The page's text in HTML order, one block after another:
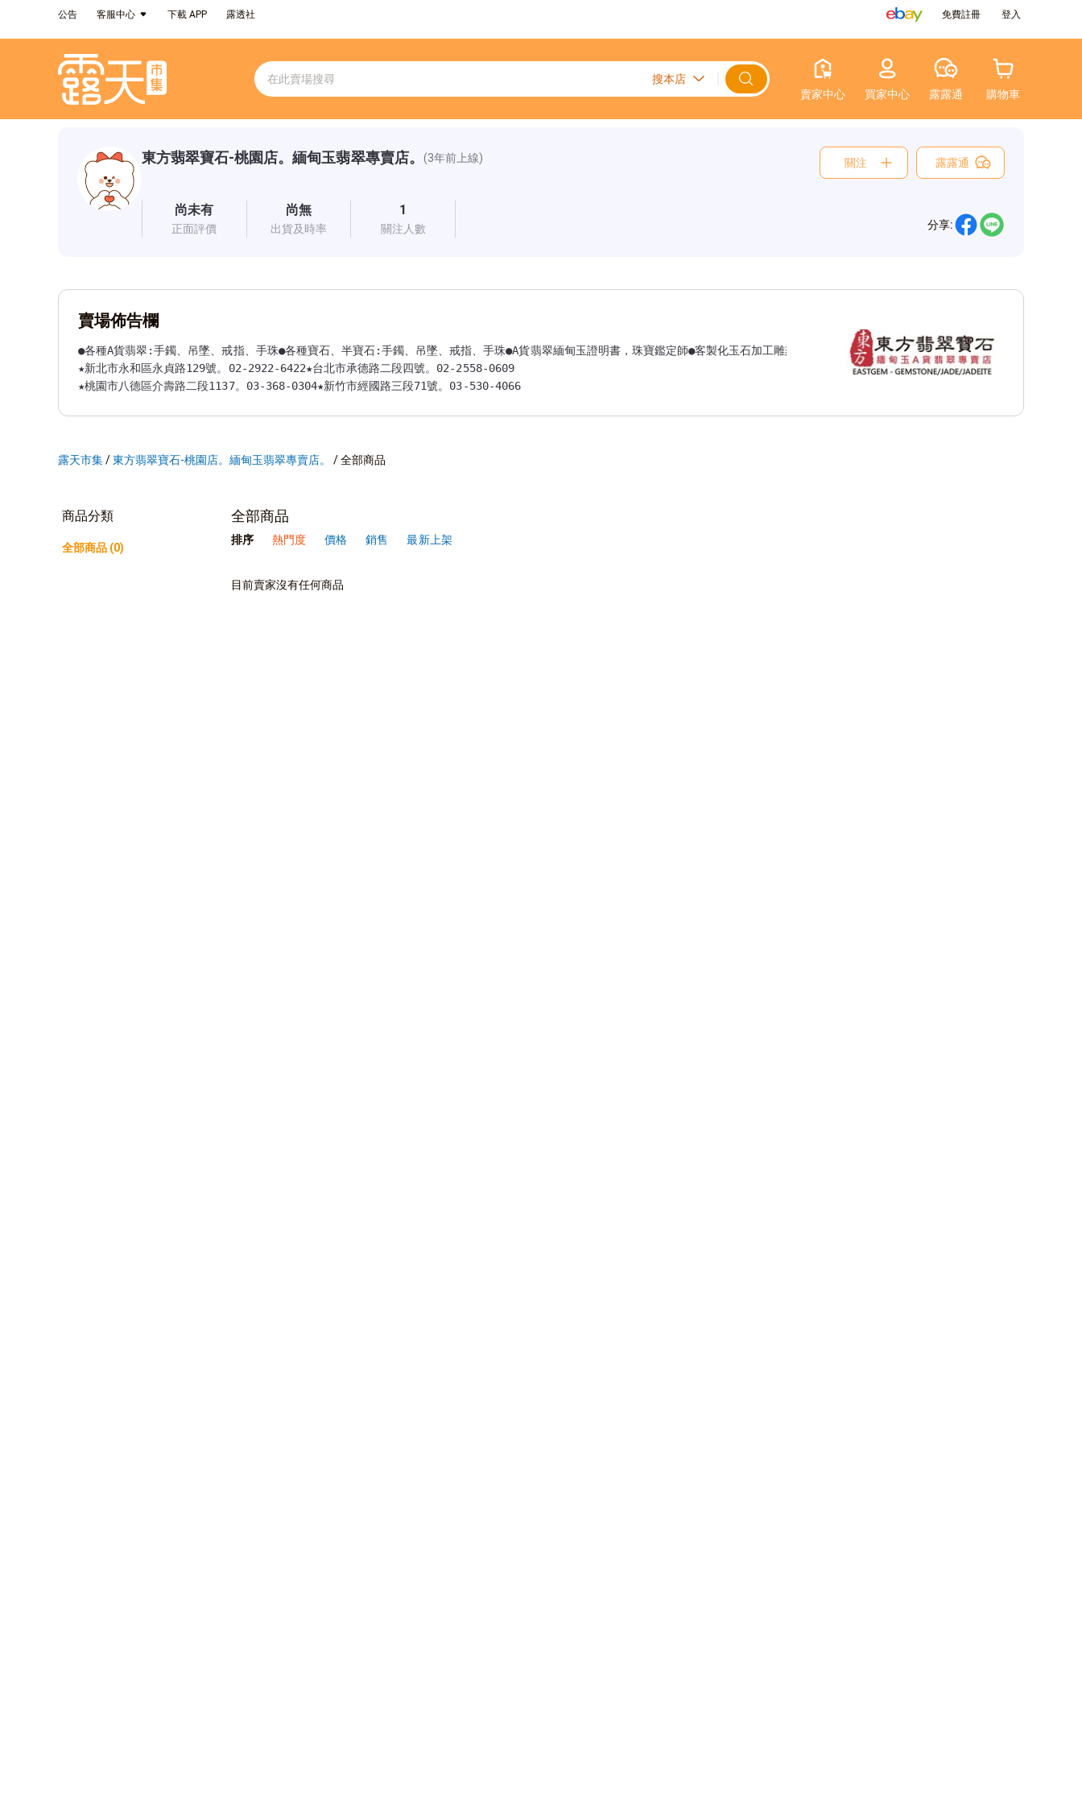
公告 客服中心 下載 APP 露透社 免費註冊 登入
賣家中心 買家中心 露露通 購物車
東方翡翠寶石-桃園店。緬甸玉翡翠專賣店。 (3年前上線)
尚未有
正面評價
尚無
出貨及時率
1
關注人數
關注 露露通
分享:
賣場佈告欄
●各種A貨翡翠:手鐲、吊墜、戒指、手珠●各種寶石、半寶石:手鐲、吊墜、戒指、手珠●A貨翡翠緬甸玉證明書，珠寶鑑定師●客製化玉石加工雕刻拋光、客製化玉雕
★新北市永和區永貞路129號。02-2922-6422★台北市承德路二段四號。02-2558-0609
★桃園市八德區介壽路二段1137。03-368-0304★新竹市經國路三段71號。03-530-4066
露天市集/東方翡翠寶石-桃園店。緬甸玉翡翠專賣店。 /全部商品
商品分類
全部商品 (0)
全部商品
排序 熱門度 價格 銷售 最新上架
目前賣家沒有任何商品